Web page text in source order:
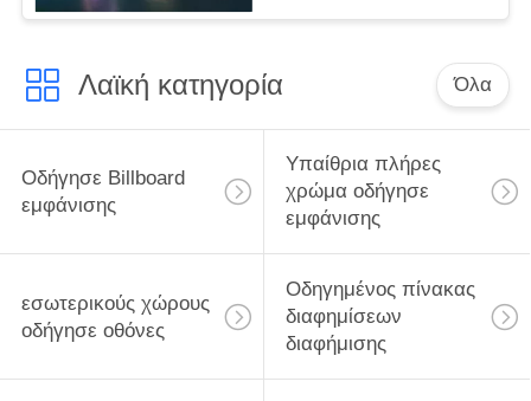
Λαϊκή κατηγορία Όλα
Οδήγησε Billboard
εμφάνισης
Υπαίθρια πλήρες
χρώμα οδήγησε
εμφάνισης
εσωτερικούς χώρους
οδήγησε οθόνες
Οδηγημένος πίνακας
διαφημίσεων
διαφήμισης